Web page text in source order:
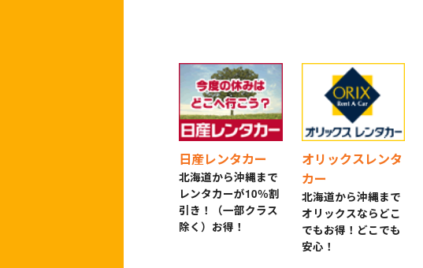
日産レンタカー
北海道から沖縄まで
レンタカーが10％割
引き！（一部クラス
除く）お得！
オリックスレンタ
カー
北海道から沖縄まで
オリックスならどこ
でもお得！どこでも
安心！